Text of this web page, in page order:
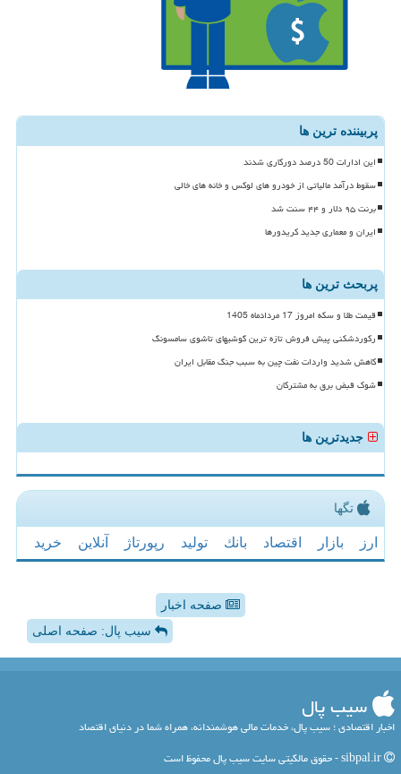
پربیننده ترین ها
این ادارات 50 درصد دورکاری شدند
سقوط درآمد مالیاتی از خودرو های لوکس و خانه های خالی
برنت ۹۵ دلار و ۴۴ سنت شد
ایران و معماری جدید کریدورها
پربحث ترین ها
قیمت طلا و سکه امروز 17 مردادماه 1405
رکوردشکنی پیش فروش تازه ترین گوشیهای تاشوی سامسونگ
کاهش شدید واردات نفت چین به سبب جنگ مقابل ایران
شوک قبض برق به مشترکان
جدیدترین ها
تگها
ارز بازار اقتصاد بانك تولید رپورتاژ آنلاین خرید
صفحه اخبار
سیب پال: صفحه اصلی
سیب پال
اخبار اقتصادی ؛ سیب پال، خدمات مالی هوشمندانه، همراه شما در دنیای اقتصاد